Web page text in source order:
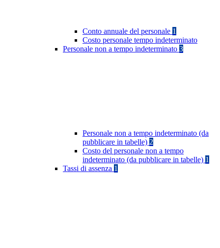
Conto annuale del personale 1
Costo personale tempo indeterminato
Personale non a tempo indeterminato 3
Personale non a tempo indeterminato (da
pubblicare in tabelle) 2
Costo del personale non a tempo
indeterminato (da pubblicare in tabelle) 1
Tassi di assenza 1